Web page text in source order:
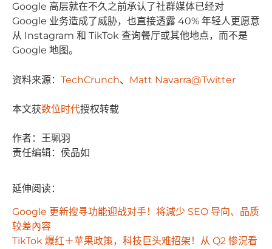
Google 高层就在不久之前承认了社群媒体已经对
Google 业务造成了威胁，也直接透露 40% 年轻人更愿意
从 Instagram 和 TikTok 查询餐厅或其他地点，而不是
Google 地图。
资料来源： TechCrunch、 Matt Navarra@Twitter
本文获数位时代授权转载
作者：王珮羽
责任编辑：侯品如
延伸阅读：
Google 更新搜寻功能迎战对手！将減少 SEO 导向、品质
较差內容
TikTok 爆红＋苹果政策，科技巨头难招架！从 Q2 惨況看